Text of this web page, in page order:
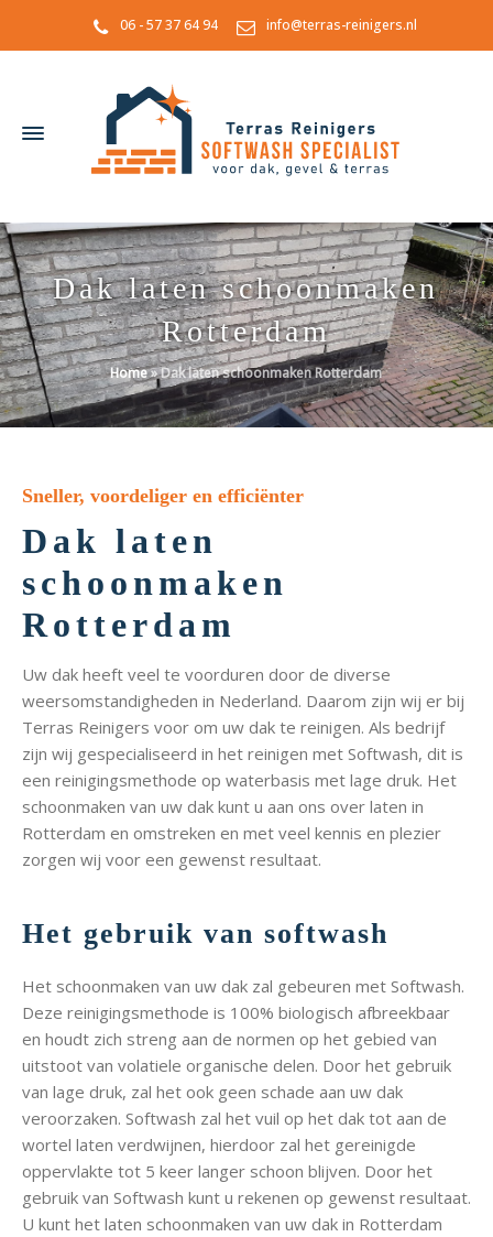
06 - 57 37 64 94 info@terras-reinigers.nl
Dak laten schoonmaken
Rotterdam
Home»Dak laten schoonmaken Rotterdam
Sneller, voordeliger en efficiënter
Dak laten
schoonmaken
Rotterdam
Uw dak heeft veel te voorduren door de diverse
weersomstandigheden in Nederland. Daarom zijn wij er bij
Terras Reinigers voor om uw dak te reinigen. Als bedrijf
zijn wij gespecialiseerd in het reinigen met Softwash, dit is
een reinigingsmethode op waterbasis met lage druk. Het
schoonmaken van uw dak kunt u aan ons over laten in
Rotterdam en omstreken en met veel kennis en plezier
zorgen wij voor een gewenst resultaat.
Het gebruik van softwash
Het schoonmaken van uw dak zal gebeuren met Softwash.
Deze reinigingsmethode is 100% biologisch afbreekbaar
en houdt zich streng aan de normen op het gebied van
uitstoot van volatiele organische delen. Door het gebruik
van lage druk, zal het ook geen schade aan uw dak
veroorzaken. Softwash zal het vuil op het dak tot aan de
wortel laten verdwijnen, hierdoor zal het gereinigde
oppervlakte tot 5 keer langer schoon blijven. Door het
gebruik van Softwash kunt u rekenen op gewenst resultaat.
U kunt het laten schoonmaken van uw dak in Rotterdam